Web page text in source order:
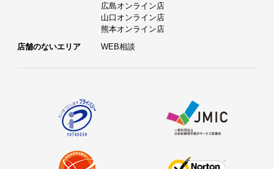
広島オンライン店
山口オンライン店
熊本オンライン店
店舗のないエリア
WEB相談